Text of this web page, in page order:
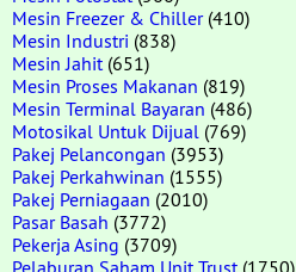
Mesin Freezer & Chiller(410)
Mesin Industri (838)
Mesin Jahit (651)
Mesin Proses Makanan (819)
Mesin Terminal Bayaran (486)
Motosikal Untuk Dijual (769)
Pakej Pelancongan (3953)
Pakej Perkahwinan (1555)
Pakej Perniagaan (2010)
Pasar Basah (3772)
Pekerja Asing (3709)
Pelaburan Saham Unit Trust (1750)